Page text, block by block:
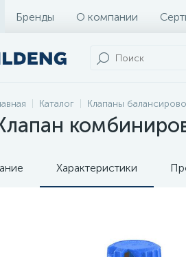
Бренды О компании
Каталог Клапаны
Характеристики